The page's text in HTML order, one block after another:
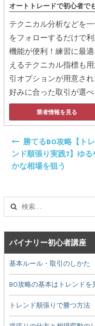
オートトレードで初心者で
テクニカル分析などを
をフォローするだけで
機能が便利！練習に最
えるテクニカル指標も
引オプションが用意さ
好みに合った取引が選べ
業者情報を見る
ビ
ー
シ
ョ
ン
勝てるBO攻略【トレ
ンド順張り実践7】ゆる
かな相場を狙う
バイナリー初心者講座
基本ルール・取引のしかた
BO攻略の基本はトレンドを
トレンド順張りで勝つ方法